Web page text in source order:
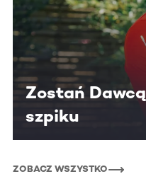
Zostań Dawcą
szpiku
ZOBACZ WSZYSTKO